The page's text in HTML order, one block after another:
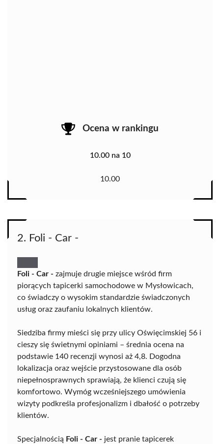
Ocena w rankingu
10.00 na 10
10.00
2. Foli - Car -
Foli - Car - zajmuje drugie miejsce wśród firm
piorących tapicerki samochodowe w Mysłowicach,
co świadczy o wysokim standardzie świadczonych
usług oraz zaufaniu lokalnych klientów.
Siedziba firmy mieści się przy ulicy Oświęcimskiej 56 i
cieszy się świetnymi opiniami – średnia ocena na
podstawie 140 recenzji wynosi aż 4,8. Dogodna
lokalizacja oraz wejście przystosowane dla osób
niepełnosprawnych sprawiają, że klienci czują się
komfortowo. Wymóg wcześniejszego umówienia
wizyty podkreśla profesjonalizm i dbałość o potrzeby
klientów.
Specjalnością Foli - Car - jest pranie tapicerek